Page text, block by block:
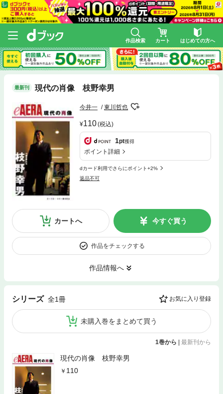
作品検索 カート はじめての方へ
最新刊 現代の肖像 枝野幸男
今井一 東川哲也
110(税込)
1pt獲得
ポイント詳細
dカード利用でさらにポイント+2%
返品不可
カートへ 今すぐ買う
作品をチェックする
作品情報へ
シリーズ 全1冊 お気に入り登録
未購入巻をまとめて買う
1巻から 最新刊から
現代の肖像 枝野幸男
110